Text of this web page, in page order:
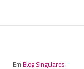
Em Blog Singulares